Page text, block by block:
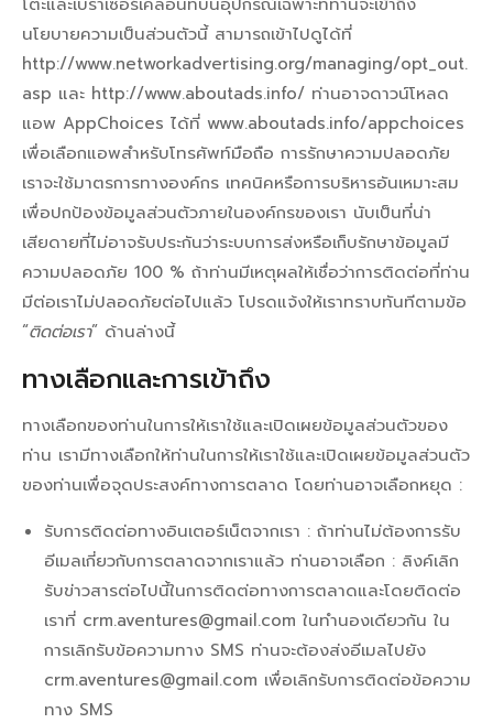
นโยบายความเป็นส่วนตัวนี้ สามารถเข้าไปดูได้ที่
http://www.networkadvertising.org/managing/opt_out.
asp และ http://www.aboutads.info/ ท่านอาจดาวน์โหลด
แอพ AppChoices ได้ที่ www.aboutads.info/appchoices
เพื่อเลือกแอพสำหรับโทรศัพท์มือถือ การรักษาความปลอดภัย
เราจะใช้มาตรการทางองค์กร เทคนิคหรือการบริหารอันเหมาะสม
เพื่อปกป้องข้อมูลส่วนตัวภายในองค์กรของเรา นับเป็นที่น่า
เสียดายที่ไม่อาจรับประกันว่าระบบการส่งหรือเก็บรักษาข้อมูลมี
ความปลอดภัย 100 % ถ้าท่านมีเหตุผลให้เชื่อว่าการติดต่อที่ท่าน
มีต่อเราไม่ปลอดภัยต่อไปแล้ว โปรดแจ้งให้เราทราบทันทีตามข้อ
“ติดต่อเรา” ด้านล่างนี้
ทางเลือกและการเข้าถึง
ทางเลือกของท่านในการให้เราใช้และเปิดเผยข้อมูลส่วนตัวของ
ท่าน เรามีทางเลือกให้ท่านในการให้เราใช้และเปิดเผยข้อมูลส่วนตัว
ของท่านเพื่อจุดประสงค์ทางการตลาด โดยท่านอาจเลือกหยุด :
รับการติดต่อทางอินเตอร์เน็ตจากเรา : ถ้าท่านไม่ต้องการรับ
อีเมลเกี่ยวกับการตลาดจากเราแล้ว ท่านอาจเลือก : ลิงค์เลิก
รับข่าวสารต่อไปนี้ในการติดต่อทางการตลาดและโดยติดต่อ
เราที่ crm.aventures@gmail.com ในทำนองเดียวกัน ใน
การเลิกรับข้อความทาง SMS ท่านจะต้องส่งอีเมลไปยัง
crm.aventures@gmail.com เพื่อเลิกรับการติดต่อข้อความ
ทาง SMS